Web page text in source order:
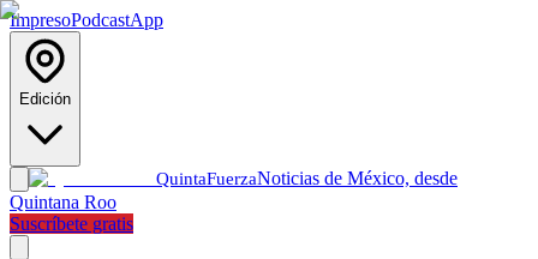
ImpresoPodcastApp
Edición
QuintaFuerzaNoticias de México, desde
Quintana Roo
Suscríbete gratis